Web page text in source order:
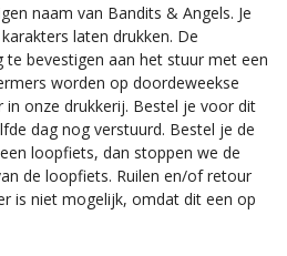
naam van Bandits & Angels. Je
laten drukken. De
te bevestigen aan het stuur met een
worden op doordeweekse
in onze drukkerij. Bestel je voor dit
dag nog verstuurd. Bestel je de
loopfiets, dan stoppen we de
de loopfiets. Ruilen en/of retour
is niet mogelijk, omdat dit een op